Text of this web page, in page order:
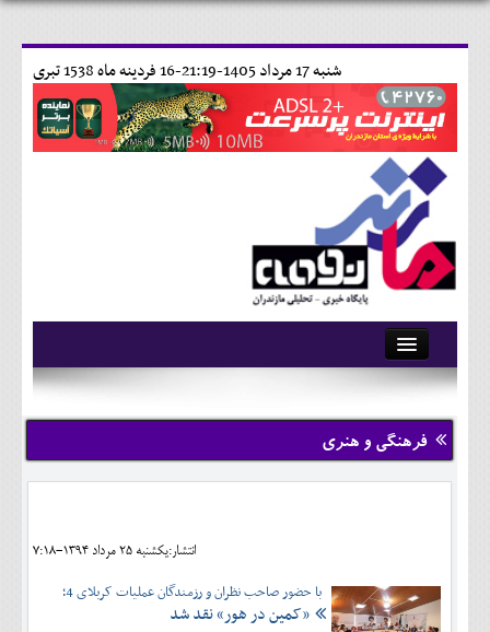
16 فردينه ماه 1538 تبری شنبه 17 مرداد 1405-21:19-
آرشیو
تماس با ما
وبلاگ
کلینیک
فرهنگی و هنری
انتشار:يکشنبه 25 مرداد 1394-7:18
با حضور صاحب نظران و رزمندگان عملیات کربلای 4؛
«کمین در هور» نقد شد